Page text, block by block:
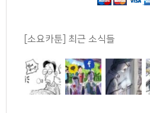
[소요카툰] 최근 소식들